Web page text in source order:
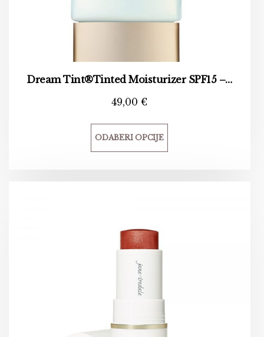
Dream Tint®Tinted Moisturizer SPF15 – Lagana tonirana krema
49,00€
ODABERI OPCIJE